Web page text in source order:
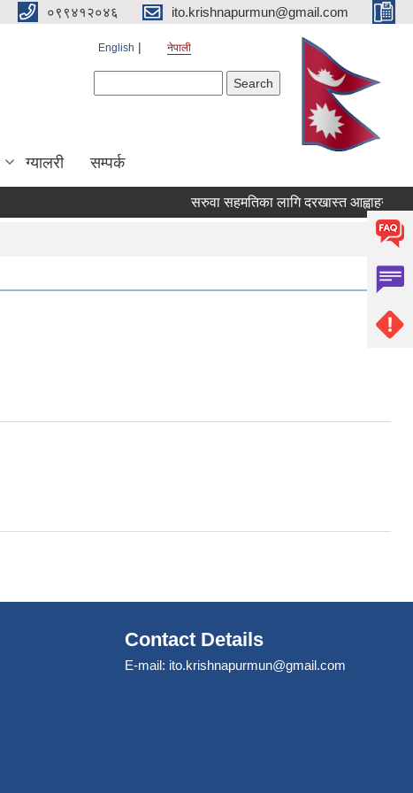
०९९४१२०४६ ito.krishnapurmun@gmail.com
English नेपाली
ग्यालरी सम्पर्क
सरुवा सहमतिका लागि दरखास्त आह्वाहनको
Contact Details
E-mail: ito.krishnapurmun@gmail.com